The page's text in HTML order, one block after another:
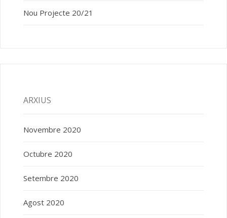
Nou Projecte 20/21
ARXIUS
Novembre 2020
Octubre 2020
Setembre 2020
Agost 2020